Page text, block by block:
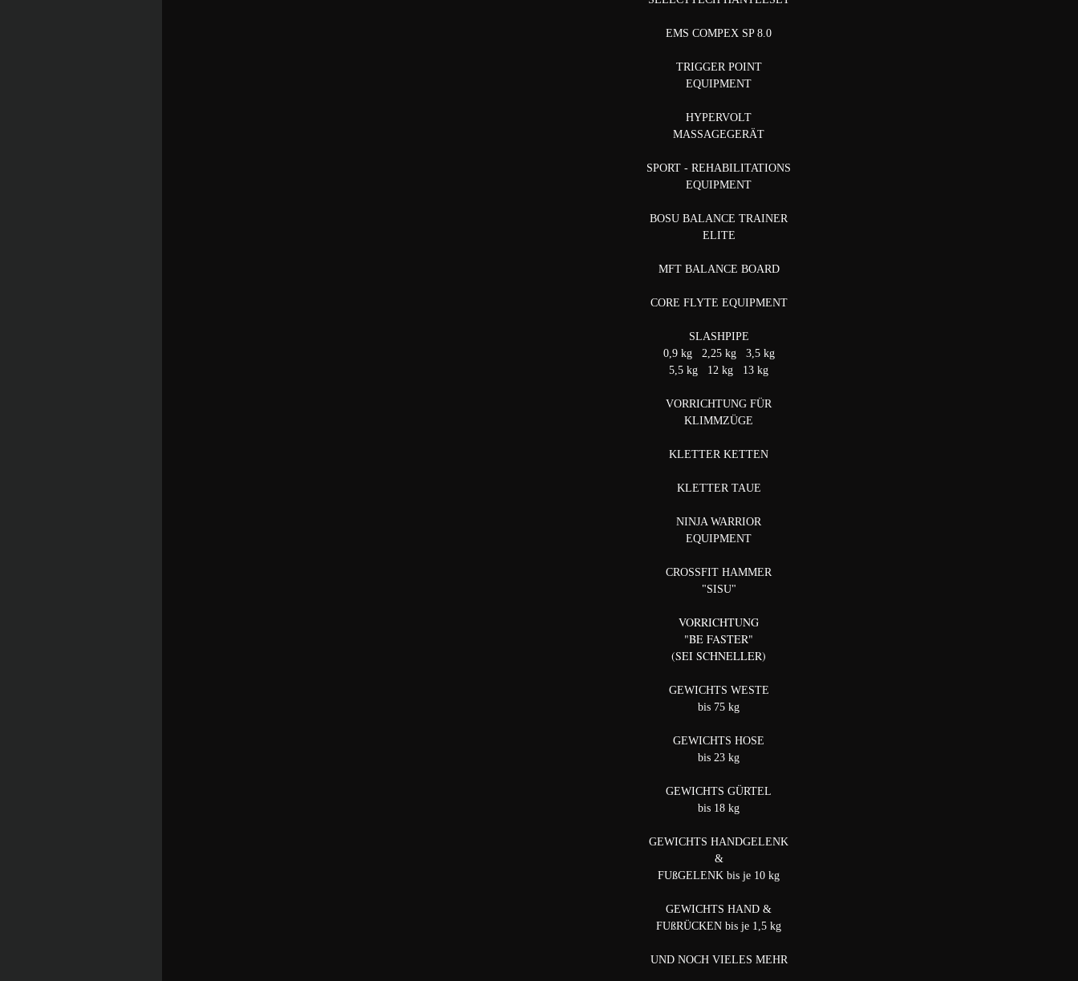
EMS COMPEX SP 8.0
TRIGGER POINT
EQUIPMENT
HYPERVOLT
MASSAGEGERÄT
SPORT - REHABILITATIONS
EQUIPMENT
BOSU BALANCE TRAINER
ELITE
MFT BALANCE BOARD
CORE FLYTE EQUIPMENT
SLASHPIPE
0,9 kg 2,25 kg 3,5 kg
5,5 kg 12 kg 13 kg
VORRICHTUNG FÜR
KLIMMZÜGE
KLETTER KETTEN
KLETTER TAUE
NINJA WARRIOR
EQUIPMENT
CROSSFIT HAMMER
"SISU"
VORRICHTUNG
"BE FASTER"
(SEI SCHNELLER)
GEWICHTS WESTE
bis 75 kg
GEWICHTS HOSE
bis 23 kg
GEWICHTS GÜRTEL
bis 18 kg
GEWICHTS HANDGELENK
&
FUßGELENK bis je 10 kg
GEWICHTS HAND &
FUßRÜCKEN bis je 1,5 kg
UND NOCH VIELES MEHR